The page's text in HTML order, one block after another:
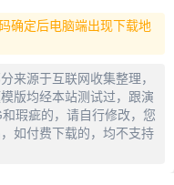
确定后电脑端出现下载地
来源于互联网收集整理，
版均经本站测试过，跟演
瑕疵的，请自行修改，您
如付费下载的，均不支持